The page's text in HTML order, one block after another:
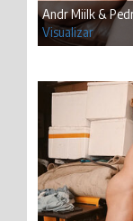
Andr Miilk &
Visualizar